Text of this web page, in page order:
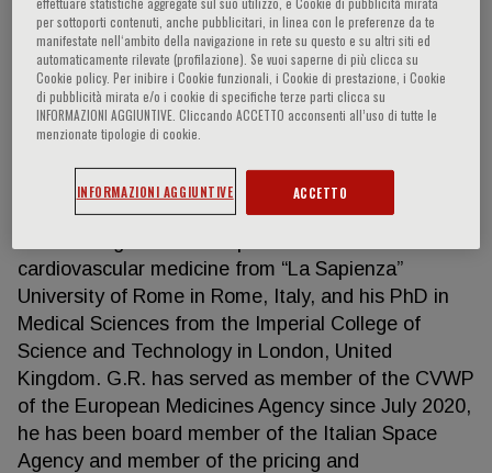
Giuseppe Massimo Claudio Rosano
President Heart Failure Association Giuseppe M.C.
Rosano, MD, PhD, is Director of the Cardiovascular
Roma where he is also Professor of Pharmacology
and Consultant Cardiologist. G.R. received his
cardiovascular medicine from “La Sapienza”
University of Rome in Rome, Italy, and his PhD in
Medical Sciences from the Imperial College of
Science and Technology in London, United
Kingdom. G.R. has served as member of the CVWP
of the European Medicines Agency since July 2020,
he has been board member of the Italian Space
Agency and member of the pricing and
per sottoporti contenuti, anche pubblicitari, in linea con le preferenze da te
manifestate nell‘ambito della navigazione in rete su questo e su altri siti ed
automaticamente rilevate (profilazione). Se vuoi saperne di più clicca su
Cookie policy. Per inibire i Cookie funzionali, i Cookie di prestazione, i Cookie
di pubblicità mirata e/o i cookie di specifiche terze parti clicca su
INFORMAZIONI AGGIUNTIVE. Cliccando ACCETTO acconsenti all’uso di tutte le
menzionate tipologie di cookie.
INFORMAZIONI AGGIUNTIVE ACCETTO